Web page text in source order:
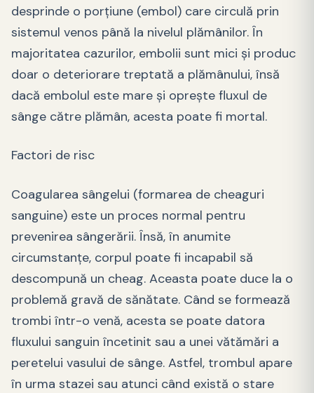
desprinde o porțiune (embol) care circulă prin
sistemul venos până la nivelul plămânilor. În
majoritatea cazurilor, embolii sunt mici și produc
doar o deteriorare treptată a plămânului, însă
dacă embolul este mare și oprește fluxul de
sânge către plămân, acesta poate fi mortal.
Factori de risc
Coagularea sângelui (formarea de cheaguri
sanguine) este un proces normal pentru
prevenirea sângerării. Însă, în anumite
circumstanțe, corpul poate fi incapabil să
descompună un cheag. Aceasta poate duce la o
problemă gravă de sănătate. Când se formează
trombi într-o venă, acesta se poate datora
fluxului sanguin încetinit sau a unei vătămări a
peretelui vasului de sânge. Astfel, trombul apare
în urma stazei sau atunci când există o stare